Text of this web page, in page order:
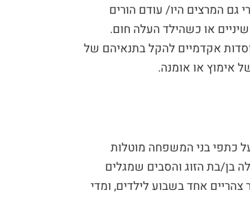
המרצים היו/ עודם הורים
או כשהילד העלה חום.
אקדמיים להקל בתנאיהם של
אימוץ או אומנה.
כתפי בני המשפחה מוטלות
בן/בת הזוג והסבים שמגלים
אחד בשבוע לילדים, ומדי